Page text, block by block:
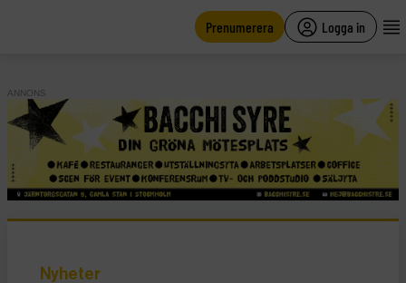
Prenumerera Logga in
ANNONS
Nyheter